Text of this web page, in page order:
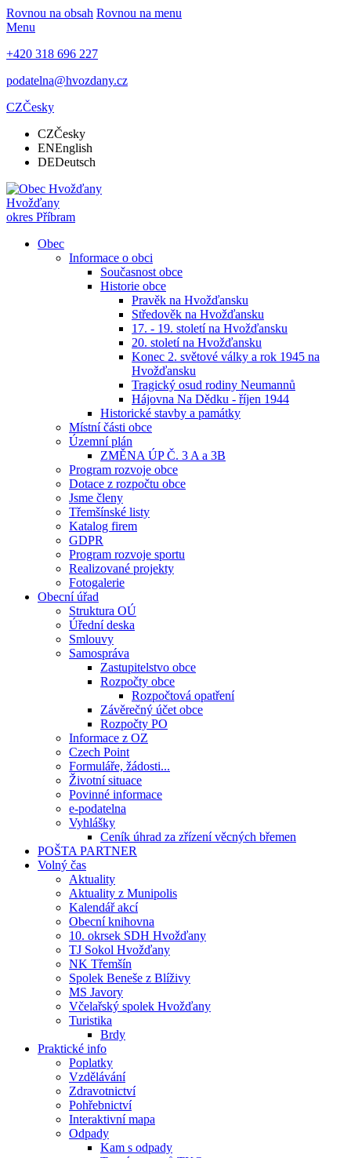
Rovnou na obsah Rovnou na menu
Menu
+420 318 696 227
podatelna@hvozdany.cz
CZČesky
CZČesky
ENEnglish
DEDeutsch
Hvožďany
okres Příbram
Obec
Informace o obci
Současnost obce
Historie obce
Pravěk na Hvožďansku
Středověk na Hvožďansku
17. - 19. století na Hvožďansku
20. století na Hvožďansku
Konec 2. světové války a rok 1945 na
Hvožďansku
Tragický osud rodiny Neumannů
Hájovna Na Dědku - říjen 1944
Historické stavby a památky
Místní části obce
Územní plán
ZMĚNA ÚP Č. 3 A a 3B
Program rozvoje obce
Dotace z rozpočtu obce
Jsme členy
Třemšínské listy
Katalog firem
GDPR
Program rozvoje sportu
Realizované projekty
Fotogalerie
Obecní úřad
Struktura OÚ
Úřední deska
Smlouvy
Samospráva
Zastupitelstvo obce
Rozpočty obce
Rozpočtová opatření
Závěrečný účet obce
Rozpočty PO
Informace z OZ
Czech Point
Formuláře, žádosti...
Životní situace
Povinné informace
e-podatelna
Vyhlášky
Ceník úhrad za zřízení věcných břemen
POŠTA PARTNER
Volný čas
Aktuality
Aktuality z Munipolis
Kalendář akcí
Obecní knihovna
10. okrsek SDH Hvožďany
TJ Sokol Hvožďany
NK Třemšín
Spolek Beneše z Blíživy
MS Javory
Včelařský spolek Hvožďany
Turistika
Brdy
Praktické info
Poplatky
Vzdělávání
Zdravotnictví
Pohřebnictví
Interaktivní mapa
Odpady
Kam s odpady